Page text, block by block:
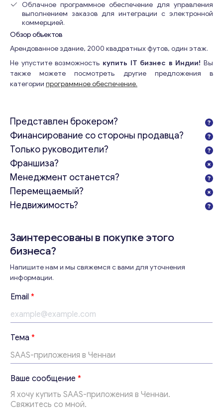
Консультация
Отправьте нам запрос, и мы свяжемся с вами в
Email*
Облачное программное обеспечение для управления
выполнением заказов для интеграции с электронной
коммерцией.
Обзор объектов
Арендованное здание, 2000 квадратных футов, один этаж.
Не упустите возможность купить IT бизнес в Индии! Вы
также можете посмотреть другие предложения в
категории программное обеспечение.
Представлен брокером?
Финансирование со стороны продавца?
Только руководители?
Франшиза?
Менеджмент останется?
Перемещаемый?
Недвижимость?
Заинтересованы в покупке этого
бизнеса?
Напишите нам и мы свяжемся с вами для уточнения
информации.
Email *
с
о
о
б
щ
е
н
и
Тема *
Ваше сообщение *